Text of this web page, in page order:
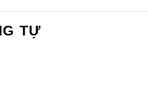
TỰ